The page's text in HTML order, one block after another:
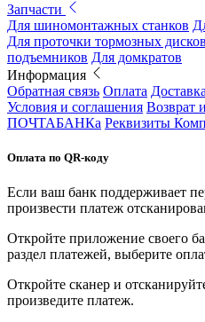
Запчасти
Для шиномонтажных станков
Для проточки тормозных дисков
подъемников Для домкратов
Информация
Обратная связь Оплата Доставка
Условия и соглашения Возврат
ПОЧТАБАНКа Реквизиты
Оплата по QR-коду
Если ваш банк поддерживает
произвести платеж
Откройте приложение своего
раздел платежей, выберите
Откройте сканер и
произведите платеж.